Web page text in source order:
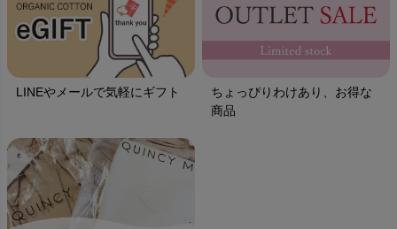
LINEやメールで気軽にギフト
ちょっぴりわけあり、お得な
商品